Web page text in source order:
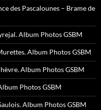
des Pascalounes – Brame de
Album Photos GSBM
Album Photos GSBM
Album Photos GSBM
Photos GSBM
Album Photos GSBM